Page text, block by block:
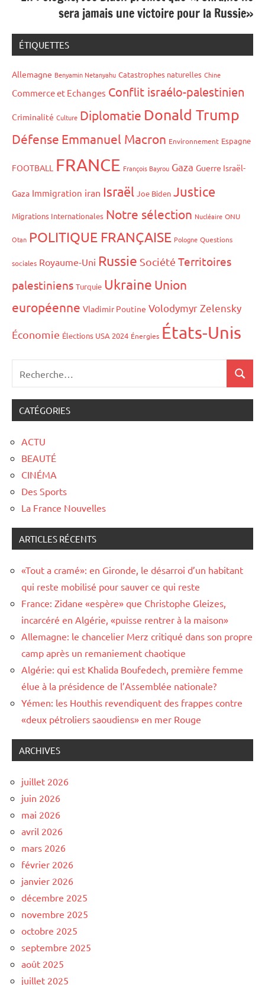
sera jamais une victoire pour la Russie»
ÉTIQUETTES
Allemagne Benyamin Netanyahu Catastrophes naturelles Chine
Commerce et Echanges Conflit israélo-palestinien
Criminalité Culture Diplomatie Donald Trump
Défense Emmanuel Macron Environnement Espagne
FOOTBALL FRANCE François Bayrou Gaza Guerre Israël-
Gaza Immigration iran Israël Joe Biden Justice
Migrations Internationales Notre sélection Nucléaire ONU
Otan POLITIQUE FRANÇAISE Pologne Questions
sociales Royaume-Uni Russie Société Territoires
palestiniens Turquie Ukraine Union
européenne Vladimir Poutine Volodymyr Zelensky
Économie Élections USA 2024 Énergies États-Unis
CATÉGORIES
ACTU
BEAUTÉ
CINÉMA
Des Sports
La France Nouvelles
ARTICLES RÉCENTS
«Tout a cramé»: en Gironde, le désarroi d’un habitant
qui reste mobilisé pour sauver ce qui reste
France: Zidane «espère» que Christophe Gleizes,
incarcéré en Algérie, «puisse rentrer à la maison»
Allemagne: le chancelier Merz critiqué dans son propre
camp après un remaniement chaotique
Algérie: qui est Khalida Boufedech, première femme
élue à la présidence de l’Assemblée nationale?
Yémen: les Houthis revendiquent des frappes contre
«deux pétroliers saoudiens» en mer Rouge
ARCHIVES
juillet 2026
juin 2026
mai 2026
avril 2026
mars 2026
février 2026
janvier 2026
décembre 2025
novembre 2025
octobre 2025
septembre 2025
août 2025
juillet 2025